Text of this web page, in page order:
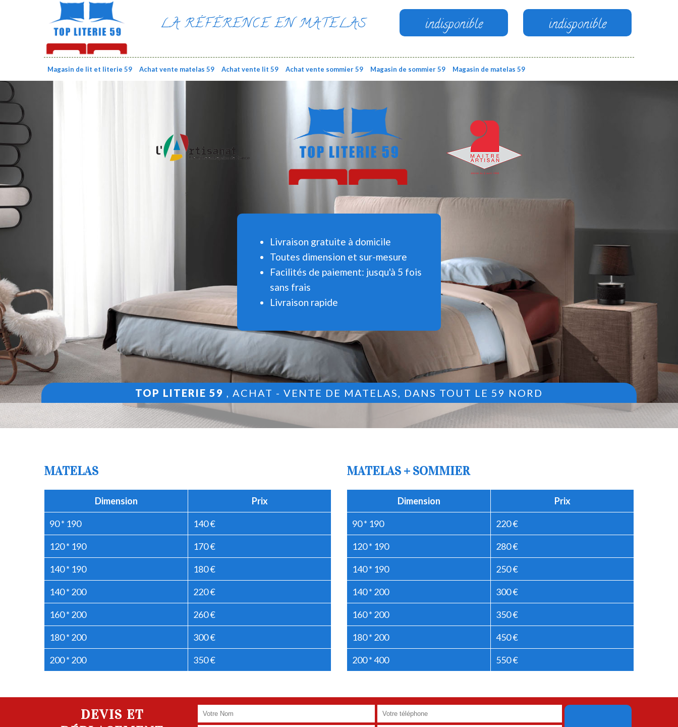
LA RÉFÉRENCE EN MATELAS indisponible indisponible
Magasin de lit et literie 59 Achat vente matelas 59 Achat vente lit 59 Achat vente sommier 59 Magasin de sommier 59 Magasin de matelas 59
Livraison gratuite à domicile
Toutes dimension et sur-mesure
Facilités de paiement: jusqu'à 5 fois
sans frais
Livraison rapide
TOP LITERIE 59 , ACHAT - VENTE DE MATELAS, DANS TOUT LE 59 NORD
MATELAS
Dimension Prix
90 * 190 140 €
120 * 190 170 €
140 * 190 180 €
140 * 200 220 €
160 * 200 260 €
180 * 200 300 €
200 * 200 350 €
MATELAS + SOMMIER
Dimension Prix
90 * 190 220 €
120 * 190 280 €
140 * 190 250 €
140 * 200 300 €
160 * 200 350 €
180 * 200 450 €
200 * 400 550 €
DEVIS ET